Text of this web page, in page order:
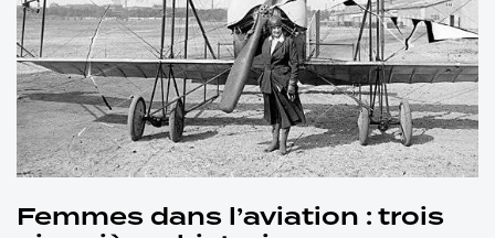
Femmes dans l’aviation : trois